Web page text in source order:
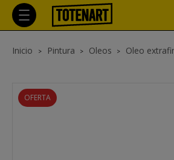
Inicio Pintura Oleos Oleo
OFERTA